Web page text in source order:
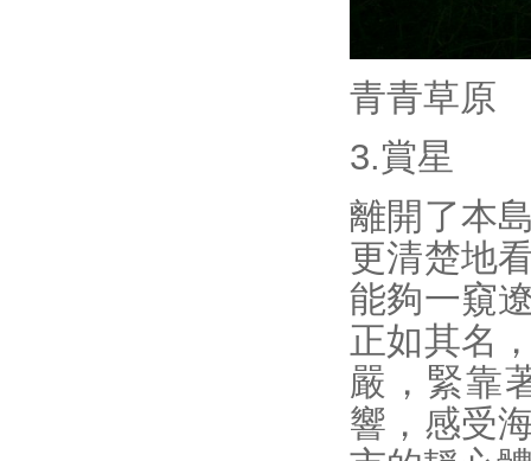
青青草原
3.賞星
離開了本
更清楚地
能夠一窺
正如其名
嚴，緊靠
響，感受